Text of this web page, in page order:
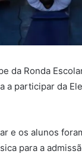
da Ronda
a participar da
e os alunos
para a